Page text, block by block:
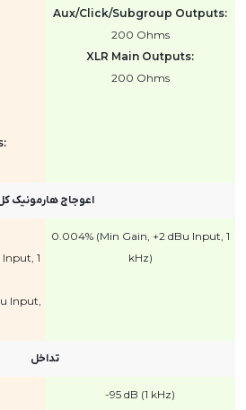
Aux/Click/Subgroup Outputs:
200 Ohms
XLR Main Outputs:
200 Ohms
اعوجاج هارمونیک
0.004% (Min Gain, +2 dBu Input, 1
kHz)
1
Input,
تداخل
-95 dB (1 kHz)